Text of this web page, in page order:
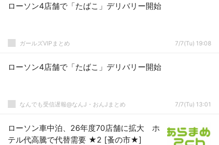
ローソン4店舗で「たばこ」デリバリー開始
ガールズVIPまとめ 7/7(Tu) 19:08
ローソン4店舗で「たばこ」デリバリー開始
なんでも受信遅報@なんJ・おんJまとめ 7/7(Tu) 13:01
ローソン車中泊、26年度70店舗に拡大 ホ
テル代高騰で代替需要 ★2 [蚤の市★]